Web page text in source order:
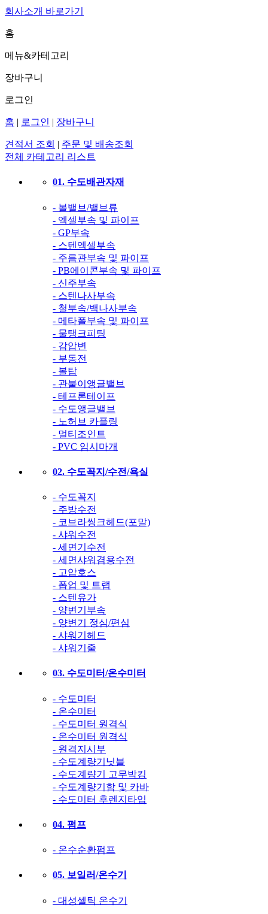
회사소개 바로가기
홈
메뉴&카테고리
장바구니
로그인
홈 | 로그인 | 장바구니
견적서 조회 | 주문 및 배송조회
전체 카테고리 리스트
01. 수도배관자재
- 볼밸브/밸브류
- 엑셀부속 및 파이프
- GP부속
- 스텐엑셀부속
- 주름관부속 및 파이프
- PB에이콘부속 및 파이프
- 신주부속
- 스텐나사부속
- 철부속/백나사부속
- 메타폴부속 및 파이프
- 물탱크피팅
- 감압변
- 부동전
- 볼탑
- 관붙이앵글밸브
- 테프론테이프
- 수도앵글밸브
- 노허브 카플링
- 멀티조인트
- PVC 임시마개
02. 수도꼭지/수전/욕실
- 수도꼭지
- 주방수전
- 코브라씽크헤드(포말)
- 샤워수전
- 세면기수전
- 세면샤워겸용수전
- 고압호스
- 폽업 및 트랩
- 스텐유가
- 양변기부속
- 양변기 정심/편심
- 샤워기헤드
- 샤워기줄
03. 수도미터/온수미터
- 수도미터
- 온수미터
- 수도미터 원격식
- 온수미터 원격식
- 원격지시부
- 수도계량기닛블
- 수도계량기 고무박킹
- 수도계량기함 및 카바
- 수도미터 후렌지타입
04. 펌프
- 온수순환펌프
05. 보일러/온수기
- 대성셀틱 온수기